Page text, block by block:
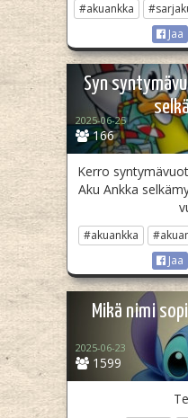
#akuankka
Jaa
Syn
166
2025-06-25
Kerro
Aku Ankka
#akuankka
Jaa
Mikä nimi
1599
2025-06-23